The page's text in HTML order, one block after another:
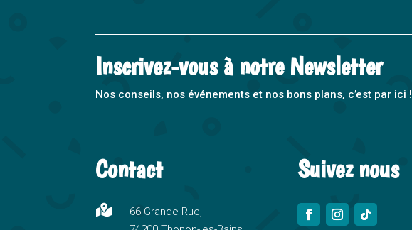
Inscrivez-vous à notre Newsletter
Nos conseils, nos événements et nos bons plans, c’est par ici !
Contact

66 Grande Rue,
Suivez nous